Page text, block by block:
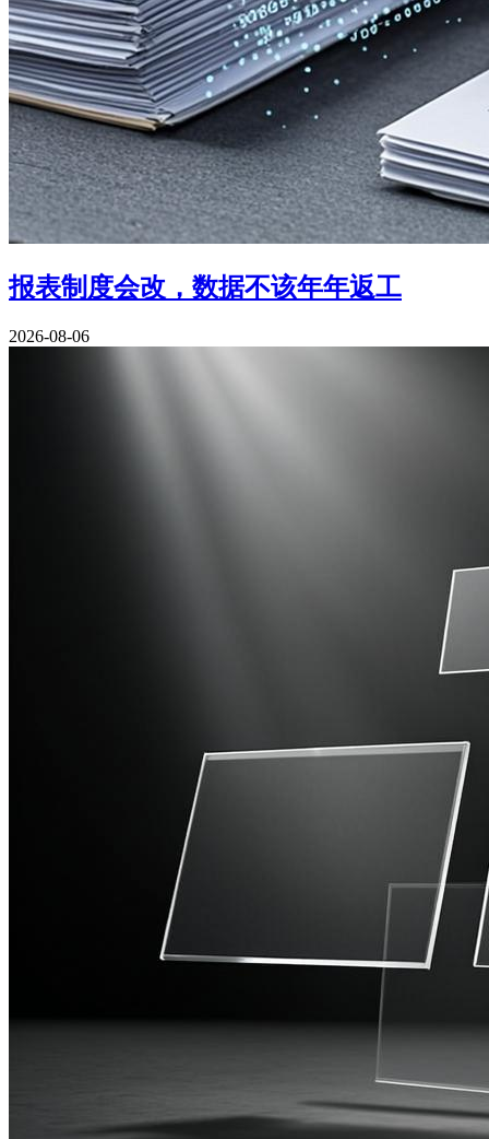
报表制度会改，数据不该年年返工
2026-08-06